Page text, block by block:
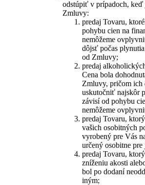
odstúpiť v prípadoch, keď
Zmluvy:
predaj Tovaru,
pohybu cien na
nemôžeme
dôjsť počas
od Zmluvy;
predaj
Cena bola
Zmluvy, pričom ich
uskutočniť najskôr
závisí od pohybu
nemôžeme
predaj Tovaru,
vašich osobitných
vyrobený pre Vás
určený osobitne
predaj Tovaru,
zníženiu akosti
bol po dodaní
iným;